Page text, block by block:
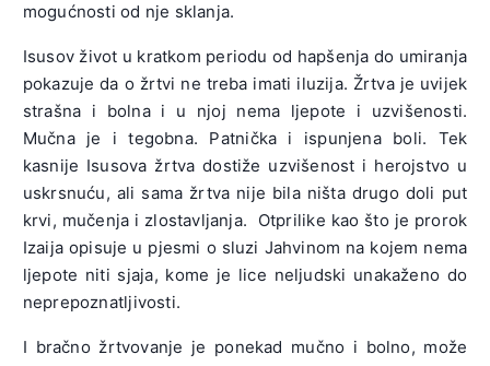
mogućnosti od nje sklanja.
Isusov život u kratkom periodu od hapšenja do umiranja
pokazuje da o žrtvi ne treba imati iluzija. Žrtva je uvijek
strašna i bolna i u njoj nema ljepote i uzvišenosti.
Mučna je i tegobna. Patnička i ispunjena boli. Tek
kasnije Isusova žrtva dostiže uzvišenost i herojstvo u
uskrsnuću, ali sama žrtva nije bila ništa drugo doli put
krvi, mučenja i zlostavljanja. Otprilike kao što je prorok
Izaija opisuje u pjesmi o sluzi Jahvinom na kojem nema
ljepote niti sjaja, kome je lice neljudski unakaženo do
neprepoznatljivosti.
I bračno žrtvovanje je ponekad mučno i bolno, može